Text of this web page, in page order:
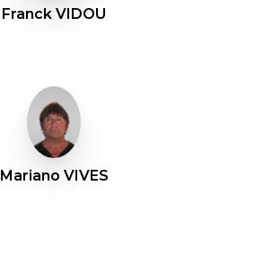
Franck VIDOU
Mariano VIVES